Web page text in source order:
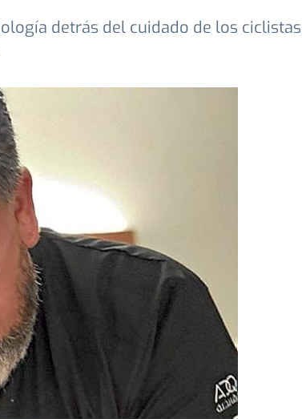
detrás del cuidado de los ciclistas